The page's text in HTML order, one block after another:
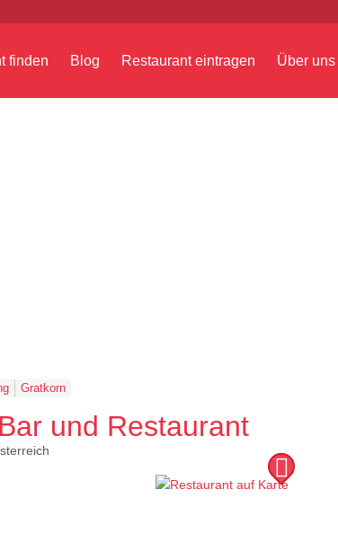
finden Blog Restaurant eintragen Über uns
Gratkorn
und Restaurant